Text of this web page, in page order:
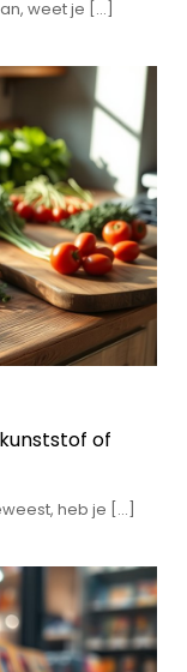
weet je […]
of
heb je […]